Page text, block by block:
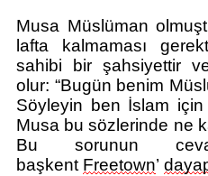
Musa Müslüman
lafta kalmaması
sahibi bir şahsiyettir
olur: “Bugün benim
Söyleyin ben İslam için
Musa bu sözlerinde ne
Bu sorunun
başkent Freetown’